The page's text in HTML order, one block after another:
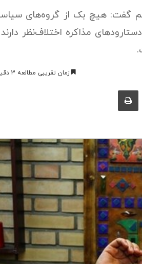
گفت: هیچ بک از گروه‌های
مذاکره اختلاف‌نظر
زمان تقریبی مطالعه 3 دقیقه